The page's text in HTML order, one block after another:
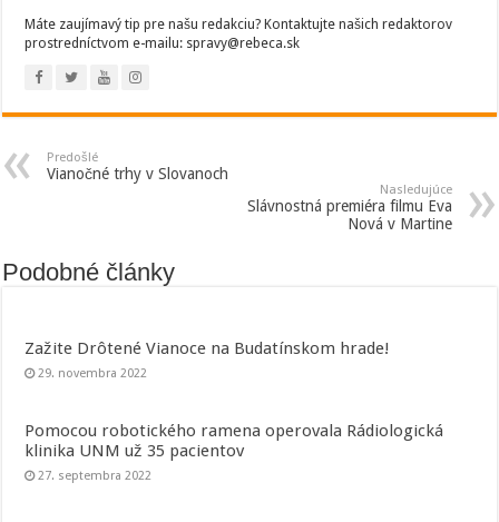
Máte zaujímavý tip pre našu redakciu? Kontaktujte našich redaktorov
prostredníctvom e-mailu: spravy@rebeca.sk
Predošlé
Vianočné trhy v Slovanoch
Nasledujúce
Slávnostná premiéra filmu Eva
Nová v Martine
Podobné články
Zažite Drôtené Vianoce na Budatínskom hrade!
29. novembra 2022
Pomocou robotického ramena operovala Rádiologická
klinika UNM už 35 pacientov
27. septembra 2022